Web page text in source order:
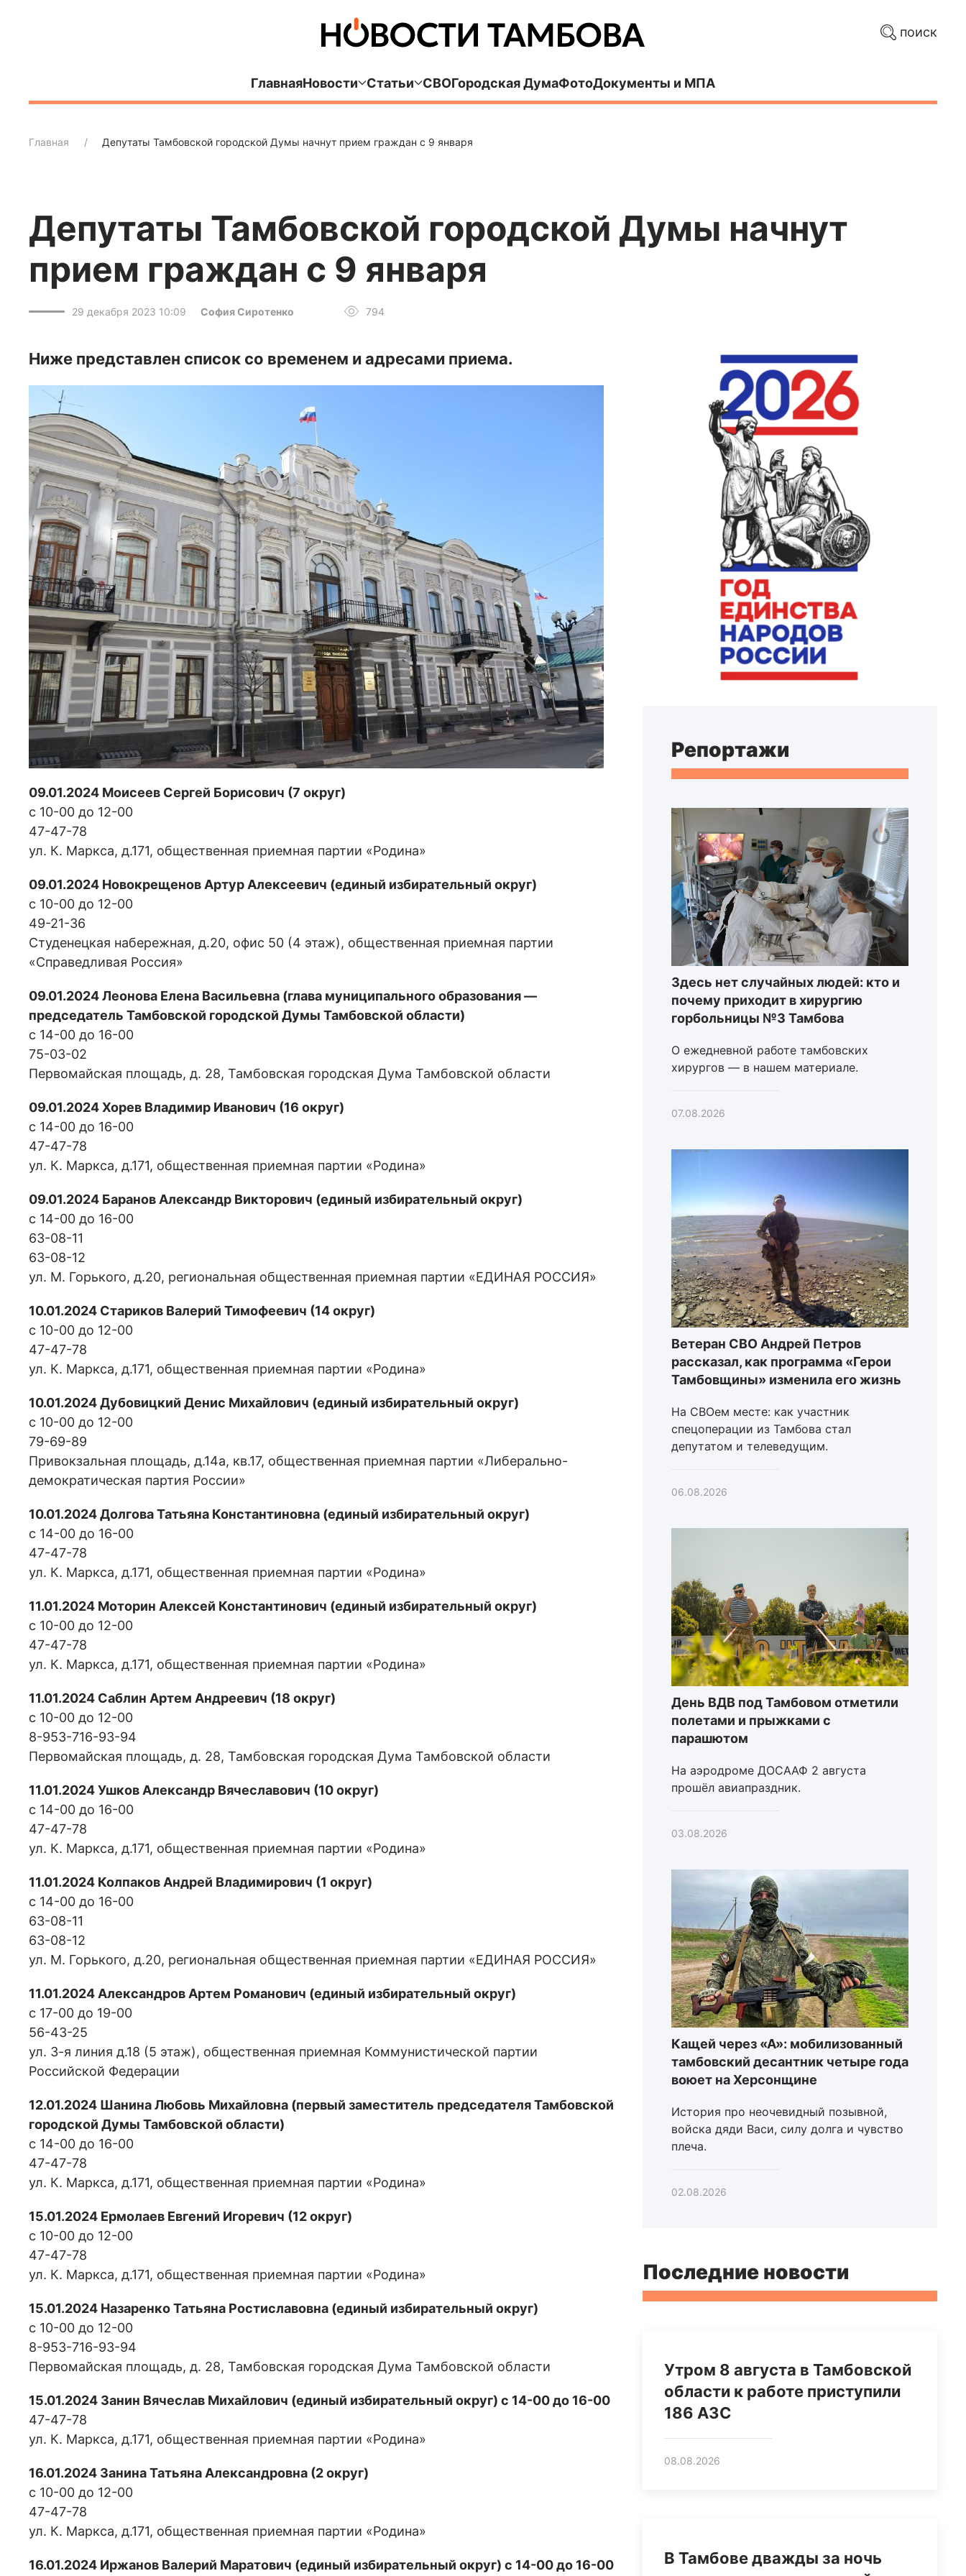
поиск
ГлавнаяНовости Статьи СВОГородская ДумаФотоДокументы и МПА
Главная Депутаты Тамбовской городской Думы начнут прием граждан с 9 января
Депутаты Тамбовской городской Думы начнут
прием граждан с 9 января
29 декабря 2023 10:09 София Сиротенко 794
Ниже представлен список со временем и адресами приема.
09.01.2024 Моисеев Сергей Борисович (7 округ)
с 10-00 до 12-00
47-47-78
ул. К. Маркса, д.171, общественная приемная партии «Родина»
09.01.2024 Новокрещенов Артур Алексеевич (единый избирательный округ)
с 10-00 до 12-00
49-21-36
Студенецкая набережная, д.20, офис 50 (4 этаж), общественная приемная партии
«Справедливая Россия»
09.01.2024 Леонова Елена Васильевна (глава муниципального образования —
председатель Тамбовской городской Думы Тамбовской области)
с 14-00 до 16-00
75-03-02
Первомайская площадь, д. 28, Тамбовская городская Дума Тамбовской области
09.01.2024 Хорев Владимир Иванович (16 округ)
с 14-00 до 16-00
47-47-78
ул. К. Маркса, д.171, общественная приемная партии «Родина»
09.01.2024 Баранов Александр Викторович (единый избирательный округ)
с 14-00 до 16-00
63-08-11
63-08-12
ул. М. Горького, д.20, региональная общественная приемная партии «ЕДИНАЯ РОССИЯ»
10.01.2024 Стариков Валерий Тимофеевич (14 округ)
с 10-00 до 12-00
47-47-78
ул. К. Маркса, д.171, общественная приемная партии «Родина»
10.01.2024 Дубовицкий Денис Михайлович (единый избирательный округ)
с 10-00 до 12-00
79-69-89
Привокзальная площадь, д.14а, кв.17, общественная приемная партии «Либерально-
демократическая партия России»
10.01.2024 Долгова Татьяна Константиновна (единый избирательный округ)
с 14-00 до 16-00
47-47-78
ул. К. Маркса, д.171, общественная приемная партии «Родина»
11.01.2024 Моторин Алексей Константинович (единый избирательный округ)
с 10-00 до 12-00
47-47-78
ул. К. Маркса, д.171, общественная приемная партии «Родина»
11.01.2024 Саблин Артем Андреевич (18 округ)
с 10-00 до 12-00
8-953-716-93-94
Первомайская площадь, д. 28, Тамбовская городская Дума Тамбовской области
11.01.2024 Ушков Александр Вячеславович (10 округ)
с 14-00 до 16-00
47-47-78
ул. К. Маркса, д.171, общественная приемная партии «Родина»
11.01.2024 Колпаков Андрей Владимирович (1 округ)
с 14-00 до 16-00
63-08-11
63-08-12
ул. М. Горького, д.20, региональная общественная приемная партии «ЕДИНАЯ РОССИЯ»
11.01.2024 Александров Артем Романович (единый избирательный округ)
с 17-00 до 19-00
56-43-25
ул. 3-я линия д.18 (5 этаж), общественная приемная Коммунистической партии
Российской Федерации
12.01.2024 Шанина Любовь Михайловна (первый заместитель председателя Тамбовской
городской Думы Тамбовской области)
с 14-00 до 16-00
47-47-78
ул. К. Маркса, д.171, общественная приемная партии «Родина»
15.01.2024 Ермолаев Евгений Игоревич (12 округ)
с 10-00 до 12-00
47-47-78
ул. К. Маркса, д.171, общественная приемная партии «Родина»
15.01.2024 Назаренко Татьяна Ростиславовна (единый избирательный округ)
с 10-00 до 12-00
8-953-716-93-94
Первомайская площадь, д. 28, Тамбовская городская Дума Тамбовской области
15.01.2024 Занин Вячеслав Михайлович (единый избирательный округ) с 14-00 до 16-00
47-47-78
ул. К. Маркса, д.171, общественная приемная партии «Родина»
16.01.2024 Занина Татьяна Александровна (2 округ)
с 10-00 до 12-00
47-47-78
ул. К. Маркса, д.171, общественная приемная партии «Родина»
16.01.2024 Иржанов Валерий Маратович (единый избирательный округ) с 14-00 до 16-00
Репортажи
Здесь нет случайных людей: кто и
почему приходит в хирургию
горбольницы №3 Тамбова
О ежедневной работе тамбовских
хирургов — в нашем материале.
07.08.2026
Ветеран СВО Андрей Петров
рассказал, как программа «Герои
Тамбовщины» изменила его жизнь
На СВОем месте: как участник
спецоперации из Тамбова стал
депутатом и телеведущим.
06.08.2026
День ВДВ под Тамбовом отметили
полетами и прыжками с
парашютом
На аэродроме ДОСААФ 2 августа
прошёл авиапраздник.
03.08.2026
Кащей через «А»: мобилизованный
тамбовский десантник четыре года
воюет на Херсонщине
История про неочевидный позывной,
войска дяди Васи, силу долга и чувство
плеча.
02.08.2026
Последние новости
Утром 8 августа в Тамбовской
области к работе приступили
186 АЗС
08.08.2026
В Тамбове дважды за ночь